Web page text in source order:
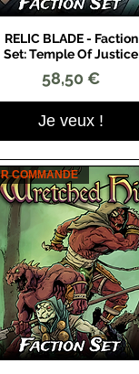
Aperçu rapide
RELIC BLADE - Faction
Set: Temple Of Justice
Prix
58,50 €
Je veux !
COMMANDE